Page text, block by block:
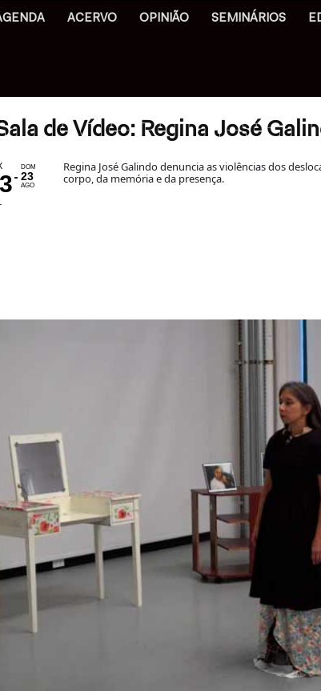
ACERVO OPINIÃO SEMINÁRIOS
de Vídeo: Regina José
DOM
23
AGO
Regina José Galindo denuncia as violências dos
corpo, da memória e da presença.